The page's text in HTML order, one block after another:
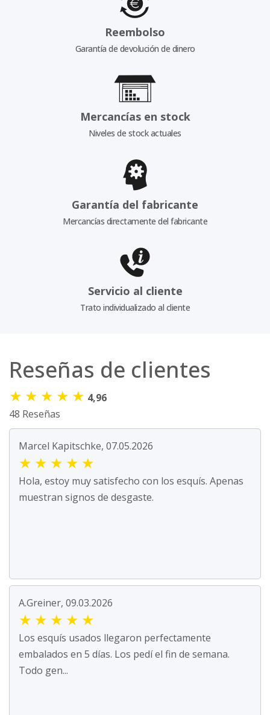
Reembolso
Garantía de devolución de dinero
Mercancías en stock
Niveles de stock actuales
Garantía del fabricante
Mercancías directamente del fabricante
Servicio al cliente
Trato individualizado al cliente
Reseñas de clientes
★ ★ ★ ★ ★ 4,96
48 Reseñas
Marcel Kapitschke, 07.05.2026
★ ★ ★ ★ ★
Hola, estoy muy satisfecho con los esquís. Apenas
muestran signos de desgaste.
A.Greiner, 09.03.2026
★ ★ ★ ★ ★
Los esquís usados llegaron perfectamente
embalados en 5 días. Los pedí el fin de semana.
Todo gen...